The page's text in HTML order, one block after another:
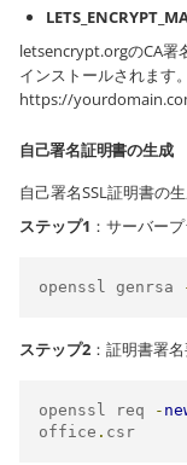
letsencrypt.orgのCA署
インストールされます
https://
自己署名証明書の生成
自己署名SSL証明書の
ステップ1 ：サーバー
openssl genrsa
ステップ2 ：証明書署
openssl req -
office . csr